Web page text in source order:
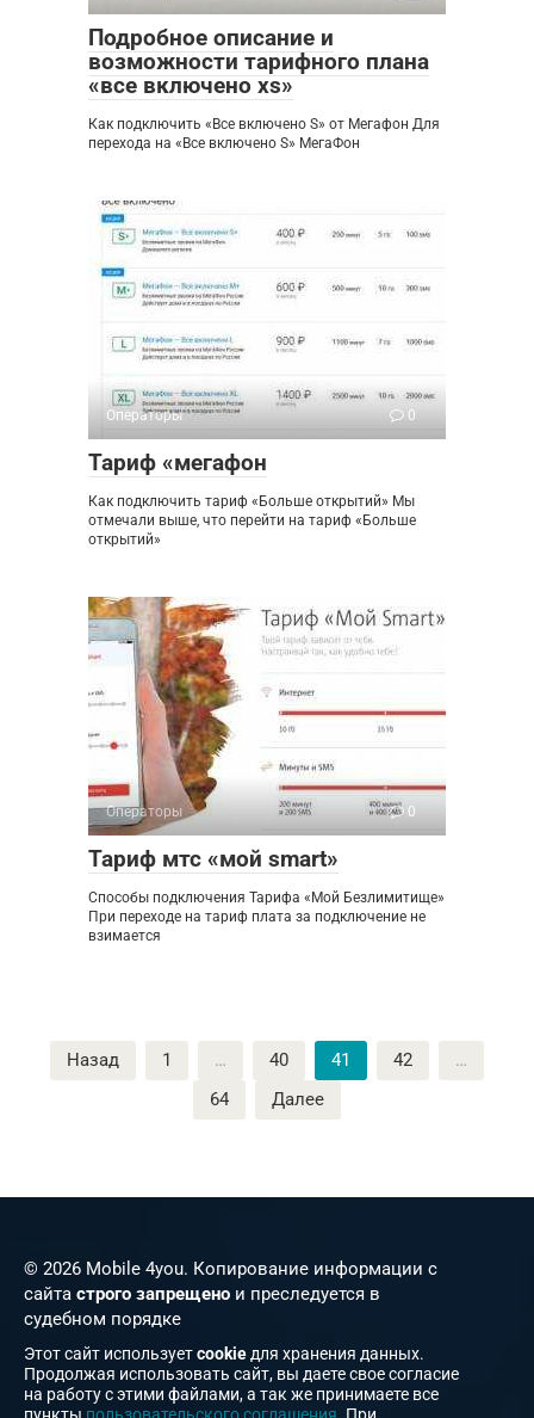
Подробное описание и
возможности тарифного плана
«все включено xs»
Как подключить «Все включено S» от Мегафон Для
перехода на «Все включено S» МегаФон
Операторы 0
Тариф «мегафон
Как подключить тариф «Больше открытий» Мы
отмечали выше, что перейти на тариф «Больше
открытий»
Операторы 0
Тариф мтс «мой smart»
Способы подключения Тарифа «Мой Безлимитище»
При переходе на тариф плата за подключение не
взимается
Пагинация
записей
Назад 1 … 40 41 42
…
64
Далее
© 2026 Mobile 4you. Копирование информации с
сайта строго запрещено и преследуется в
судебном порядке
Этот сайт используетcookie для хранения данных.
Продолжая использовать сайт, вы даете свое согласие
на работу с этими файлами, а так же принимаете все